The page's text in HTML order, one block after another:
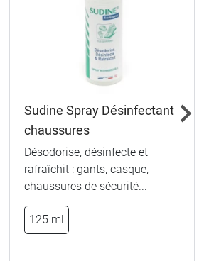
Sudine Spray Désinfectant
chaussures
Désodorise, désinfecte et
rafraîchit : gants, casque,
chaussures de sécurité...
125 ml